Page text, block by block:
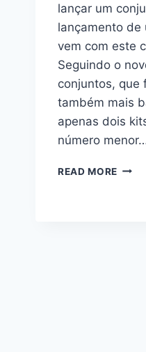
lançar um
lançamento de
vem com este
Seguindo o
conjuntos, que
também mais
apenas dois
número
READ MORE MIG-